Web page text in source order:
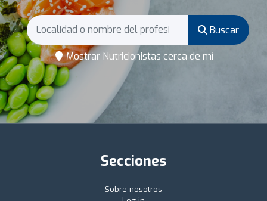
Buscar
Mostrar Nutricionistas cerca de mí
Secciones
Sobre nosotros